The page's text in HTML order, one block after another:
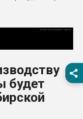
первый план в
28.07.2026
ситуацией на
Всё, что касается
будет